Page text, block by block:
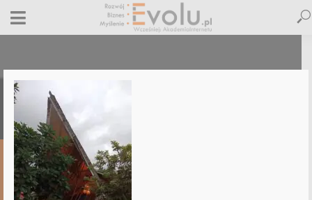
IMG_20250506_175318_463
6 maja 2025 Dodaj komentarz